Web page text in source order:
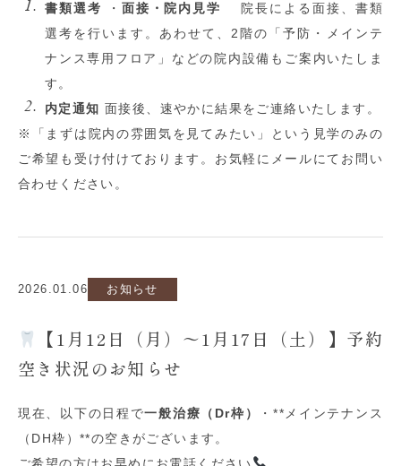
書類選考 ・ 面接・院内見学
院長による面接、書類
選考を行います。あわせて、2階の「予防・メインテ
ナンス専用フロア」などの院内設備もご案内いたしま
す。
内定通知 面接後、速やかに結果をご連絡いたします。
※「まずは院内の雰囲気を見てみたい」という見学のみの
ご希望も受け付けております。お気軽にメールにてお問い
合わせください。
2026.01.06 お知らせ
【1月12日（月）〜1月17日（土）】予約
空き状況のお知らせ
現在、以下の日程で一般治療（ Dr枠） ・** メインテナンス
（ DH枠）**の空きがございます。